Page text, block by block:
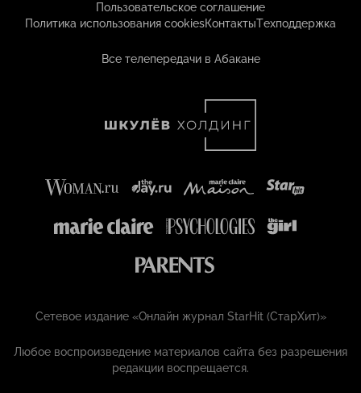
Пользовательское соглашение
Политика использования cookiesКонтактыТехподдержка
Все телепередачи в Абакане
Сетевое издание «Онлайн журнал StarHit (СтарХит)»
Любое воспроизведение материалов сайта без разрешения
редакции воспрещается.